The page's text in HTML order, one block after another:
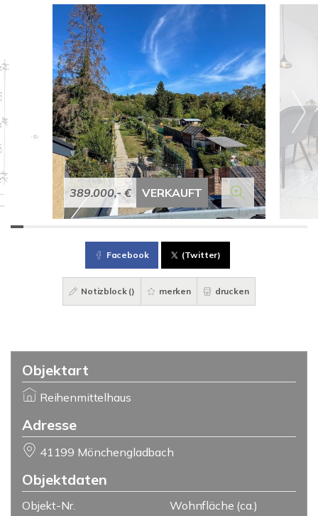
389.000,- € VERKAUFT
Facebook (Twitter)
Notizblock () merken drucken
Objektart
Reihenmittelhaus
Adresse
41199 Mönchengladbach
Objektdaten
Objekt-Nr.
Wohnfläche (ca.)